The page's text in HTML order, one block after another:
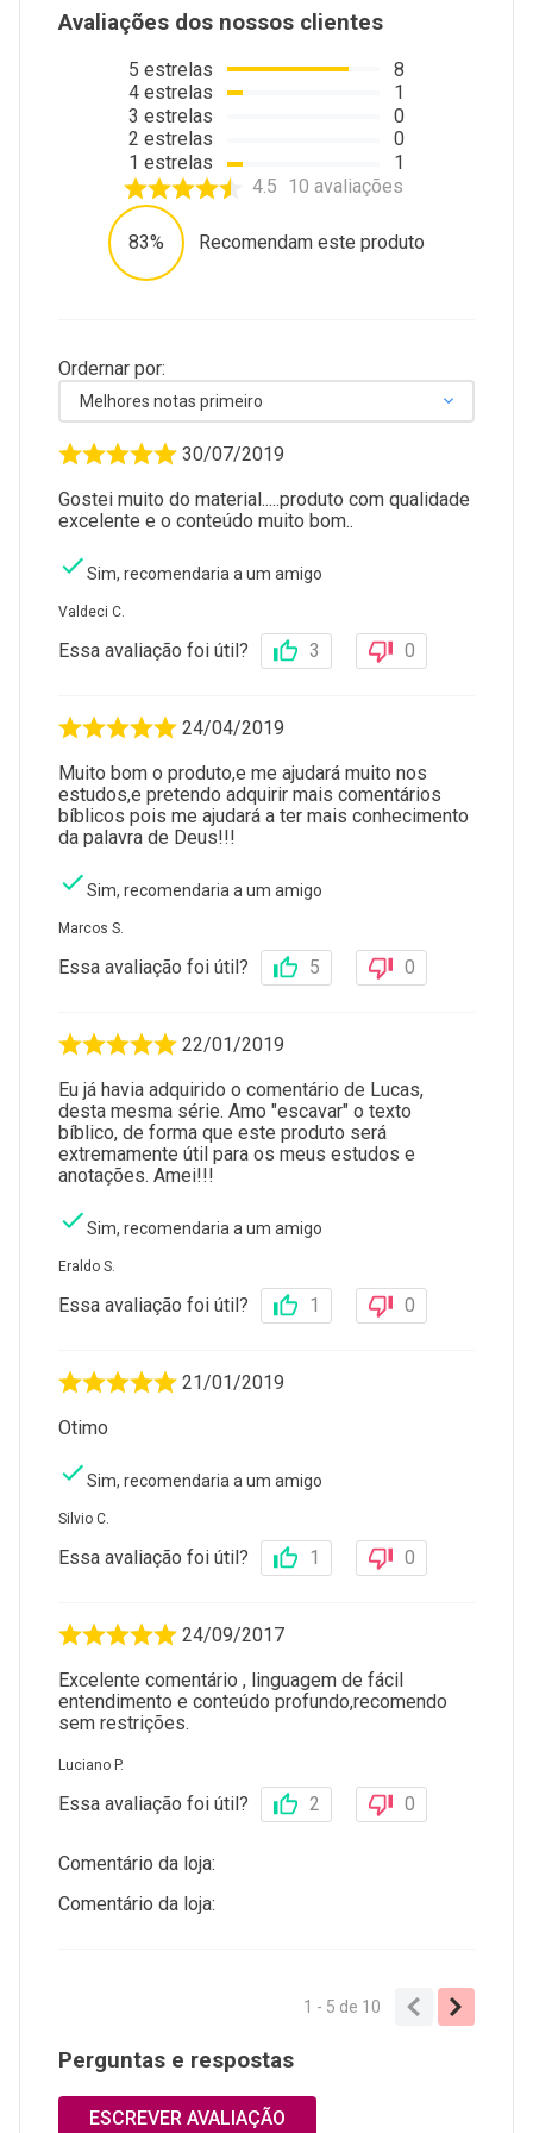
Avaliações dos nossos clientes
5 estrelas
4 estrelas
3 estrelas
2 estrelas
1 estrelas
8
1
0
0
1
4.5 10 avaliações
83% Recomendam este produto
Ordernar por:
Melhores notas primeiro
30/07/2019
Gostei muito do material.....produto com qualidade
excelente e o conteúdo muito bom..
Sim, recomendaria a um amigo
Valdeci C.
Essa avaliação foi útil? 3 0
24/04/2019
Muito bom o produto,e me ajudará muito nos
estudos,e pretendo adquirir mais comentários
bíblicos pois me ajudará a ter mais conhecimento
da palavra de Deus!!!
Sim, recomendaria a um amigo
Marcos S.
Essa avaliação foi útil? 5 0
22/01/2019
Eu já havia adquirido o comentário de Lucas,
desta mesma série. Amo "escavar" o texto
bíblico, de forma que este produto será
extremamente útil para os meus estudos e
anotações. Amei!!!
Sim, recomendaria a um amigo
Eraldo S.
Essa avaliação foi útil? 1 0
21/01/2019
Otimo
Sim, recomendaria a um amigo
Silvio C.
Essa avaliação foi útil? 1 0
24/09/2017
Excelente comentário , linguagem de fácil
entendimento e conteúdo profundo,recomendo
sem restrições.
Luciano P.
Essa avaliação foi útil? 2 0
Comentário da loja:
Comentário da loja:
1 - 5 de 10
Perguntas e respostas
ESCREVER AVALIAÇÃO